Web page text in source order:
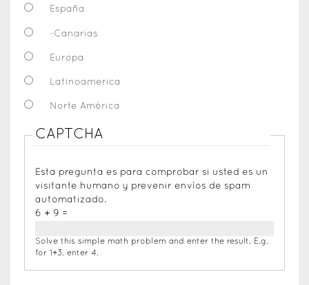
España
-Canarias
Europa
Latinoamerica
Norte América
CAPTCHA
Esta pregunta es para comprobar si usted es un
visitante humano y prevenir envíos de spam
automatizado.
6 + 9 =
Solve this simple math problem and enter the result. E.g.
for 1+3, enter 4.